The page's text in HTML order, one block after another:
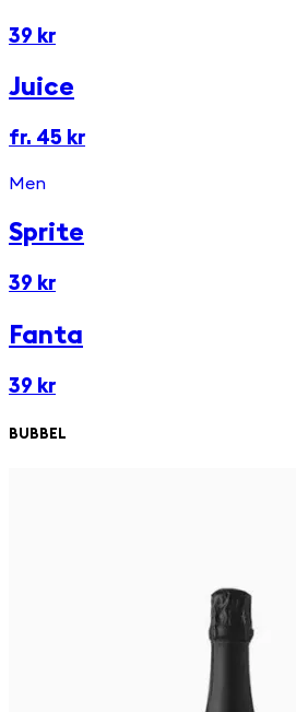
39 kr
Juice
fr. 45 kr
Men
Sprite
39 kr
Fanta
39 kr
BUBBEL